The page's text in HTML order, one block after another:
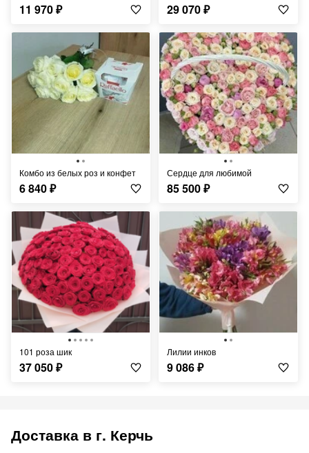
11 970₽ 29 070₽
комбо из белых роз и конфет
6 840₽
Сердце для любимой
85 500₽
101 роза шик
37 050₽
лилии инков
9 086₽
Доставка в г. Керчь